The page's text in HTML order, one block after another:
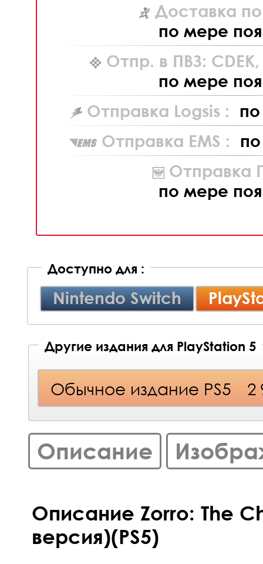
Доставка
по мере
Отпр. в ПВЗ: CDEK,
по мере
Отправка Logsis :
Отправка EMS :
Отправка
по мере
Доступно для :
Nintendo Switch
Другие издания для PlayStation 5
Обычное издание PS5 2
Описание
Описание Zorro: The
версия)(PS5)